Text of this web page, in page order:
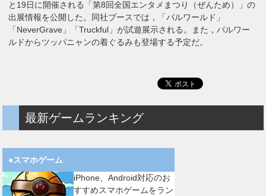
と19日に開催される「第8回全国エンタメまつり（ぜんため）」の
出展情報を公開した。同社ブースでは，「パルワールド」
「NeverGrave」「Truckful」が試遊展示される。また，パルワー
ルドからツッパニャンの着ぐるみも登場する予定だ。
最新ゲームランキング
●スマホゲーム
iPhone、Android対応のお
すすめスマホゲームをラン